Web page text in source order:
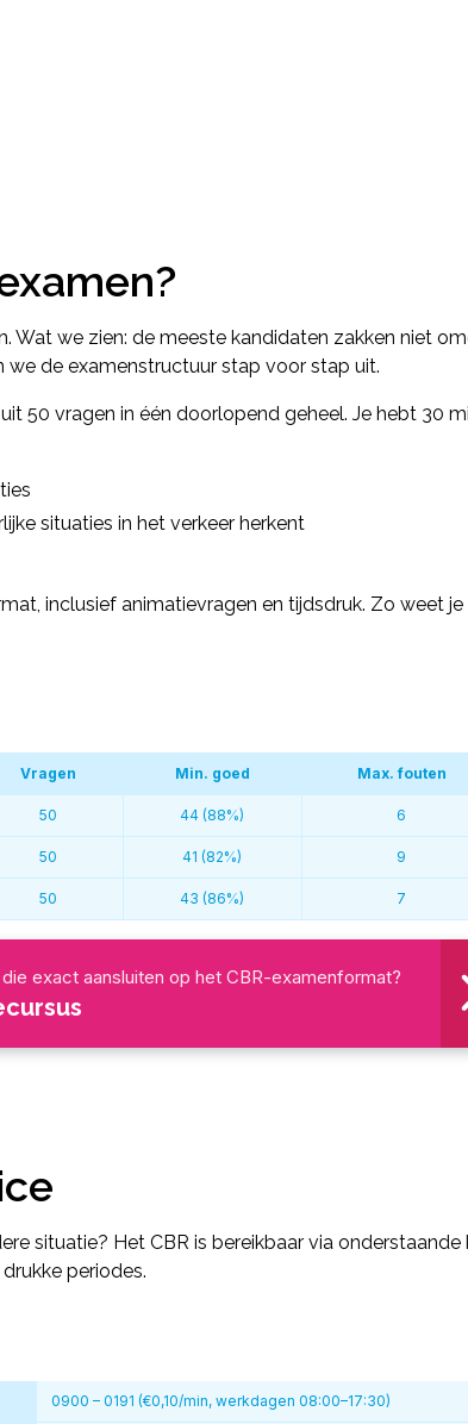
Wat we zien: de meeste kandidaten zakken niet
de examenstructuur stap voor stap uit.
50 vragen in één doorlopend geheel. Je hebt 30
situaties in het verkeer herkent
inclusief animatievragen en tijdsdruk. Zo weet
Vragen Min. goed Max. fouten
50 44 (88%) 6
50 41 (82%) 9
50 43 (86%) 7
exact aansluiten op het CBR-examenformat?
situatie? Het CBR is bereikbaar via
periodes.
0900 – 0191 (€0,10/min, werkdagen 08:00–17:30)